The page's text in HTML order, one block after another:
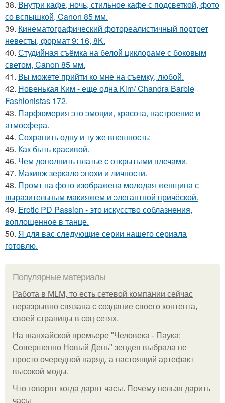
38. Внутри кафе, ночь, стильное кафе с подсветкой, фото
со вспышкой, Canon 85 мм.
39. Кинематографический фотореалистичный портрет
невесты, формат 9: 16, 8K.
40. Студийная съёмка на белой циклораме с боковым
светом, Canon 85 мм.
41. Вы можете прийти ко мне на съемку, любой.
42. Новенькая Ким - еще одна Kim/ Chandra Barbie
Fashionistas 172.
43. Парфюмерия это эмоции, красота, настроение и
атмосфера.
44. Сохранить одну и ту же внешность:
45. Как быть красивой.
46. Чем дополнить платье с открытыми плечами.
47. Макияж зеркало эпохи и личности.
48. Промт на фото изображена молодая женщина с
выразительным макияжем и элегантной причёской.
49. Erotic PD Passion - это искусство соблазнения,
воплощенное в танце.
50. Я для вас следующие серии нашего сериала
готовлю.
Популярные материалы
Работа в MLM, то есть сетевой компании сейчас
неразрывно связана с создание своего контента,
своей страницы в соц сетях.
На шанхайской премьере "Человека - Паука:
Совершенно Новый День" зендея выбрала не
просто очередной наряд, а настоящий артефакт
высокой моды.
Что говорят когда дарят часы. Почему нельзя дарить
часы